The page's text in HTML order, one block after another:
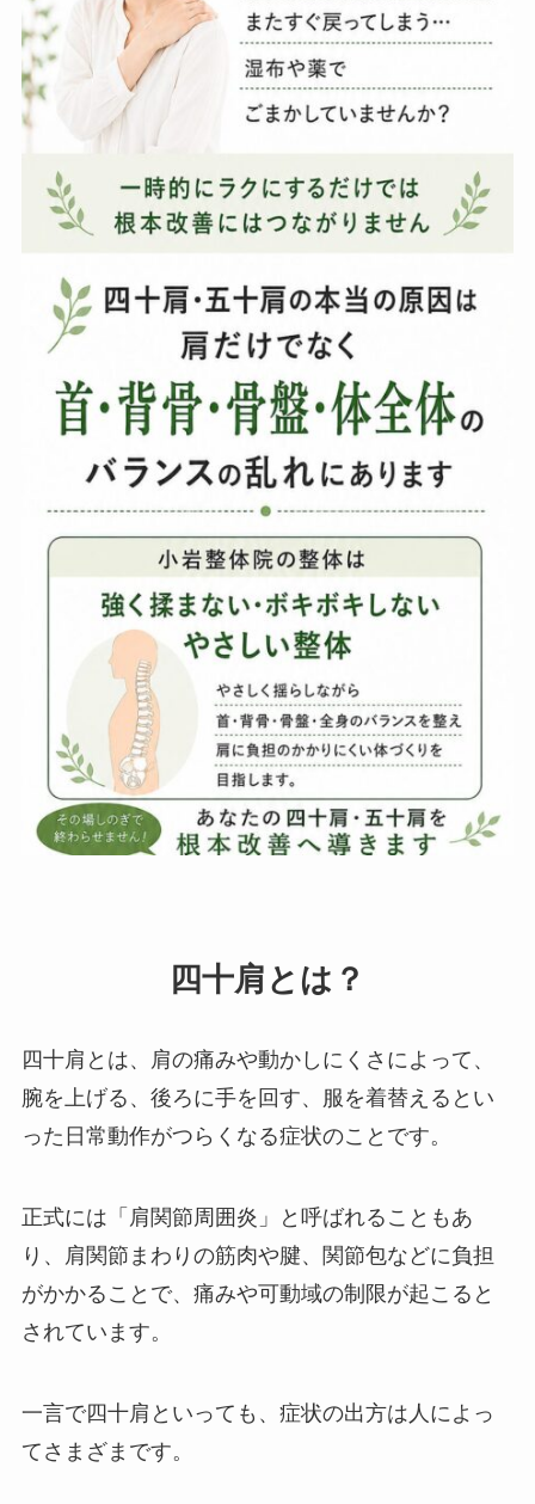
四十肩とは？
四十肩とは、肩の痛みや動かしにくさによって、
腕を上げる、後ろに手を回す、服を着替えるとい
った日常動作がつらくなる症状のことです。
正式には「肩関節周囲炎」と呼ばれることもあ
り、肩関節まわりの筋肉や腱、関節包などに負担
がかかることで、痛みや可動域の制限が起こると
されています。
一言で四十肩といっても、症状の出方は人によっ
てさまざまです。